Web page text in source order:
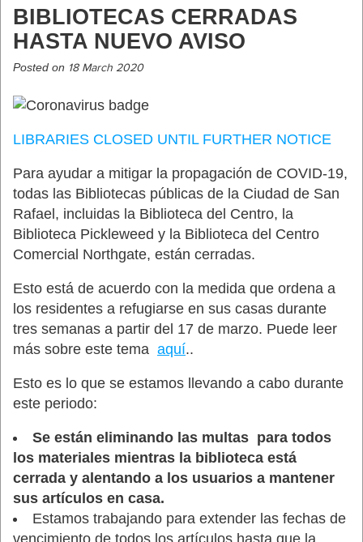
BIBLIOTECAS CERRADAS
HASTA NUEVO AVISO
Posted on 18 March 2020
LIBRARIES CLOSED UNTIL FURTHER NOTICE
Para ayudar a mitigar la propagación de COVID-19,
todas las Bibliotecas públicas de la Ciudad de San
Rafael, incluidas la Biblioteca del Centro, la
Biblioteca Pickleweed y la Biblioteca del Centro
Comercial Northgate, están cerradas.
Esto está de acuerdo con la medida que ordena a
los residentes a refugiarse en sus casas durante
tres semanas a partir del 17 de marzo. Puede leer
más sobre este tema aquí..
Esto es lo que se estamos llevando a cabo durante
este periodo:
Se están eliminando las multas para todos
los materiales mientras la biblioteca está
cerrada y alentando a los usuarios a mantener
sus artículos en casa.
Estamos trabajando para extender las fechas de